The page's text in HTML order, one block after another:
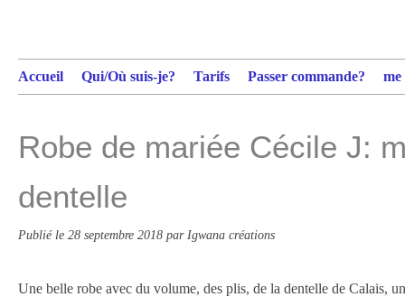
Accueil Qui/Où suis-je? Tarifs Passer commande?
Robe de mariée Cécile J:
dentelle
Publié le 28 septembre 2018 par Igwana créations
Une belle robe avec du volume, des plis, de la dentelle de Calais,